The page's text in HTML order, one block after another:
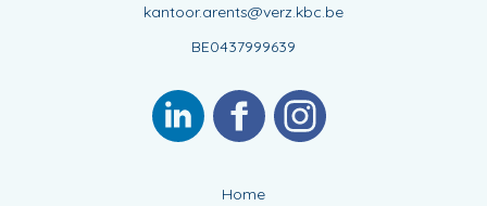
kantoor.arents@verz.kbc.be
BE0437999639
Home